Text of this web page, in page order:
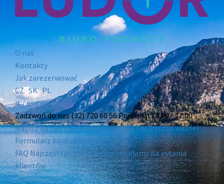
O nas
Kontakty
Jak zarezerwować
CZ SK PL
it /es/ ös
Zadzwoń do nas(32) 720 60 56Poń.-piąt.: 8:00 - 17:00
Napisz do nasTwoje zdanie jest dla nas bardzo ważne!
Formularz kontaktowy
FAQ Najczęstsze pytaniaOdpowiadamy na pytania
klientów